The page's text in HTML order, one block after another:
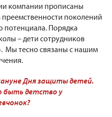
компании прописаны
поколений
Порядка
– дети сотрудников
Мы тесно связаны с нашим
Дня защиты детей.
быть детство у